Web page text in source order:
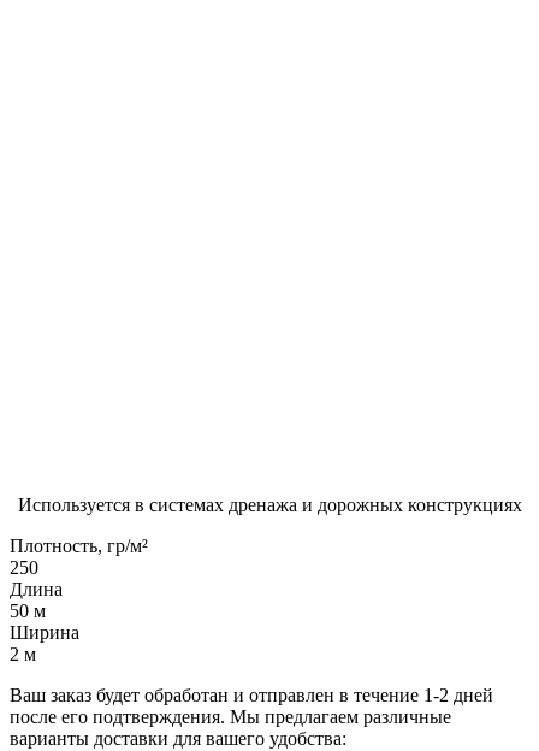
Используется в системах дренажа и дорожных конструкциях
Плотность, гр/м²
250
Длина
50 м
Ширина
2 м
Ваш заказ будет обработан и отправлен в течение 1-2 дней
после его подтверждения. Мы предлагаем различные
варианты доставки для вашего удобства: